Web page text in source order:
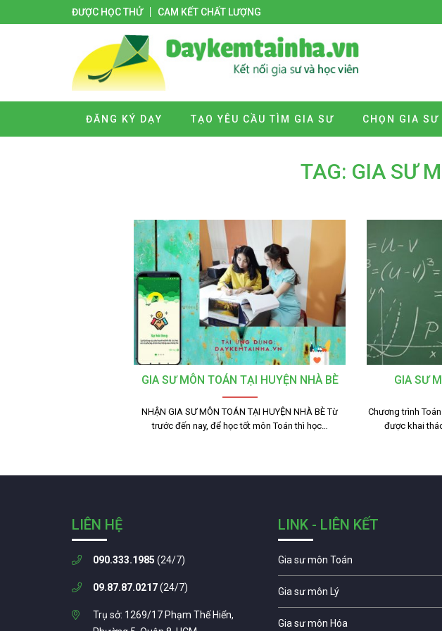
ĐƯỢC HỌC THỬ CAM KẾT CHẤT LƯỢNG
ĐĂNG KÝ DẠY TẠO YÊU CẦU TÌM GIA SƯ CHỌN GIA SƯ
TAG: GIA SƯ
GIA SƯ MÔN TOÁN TẠI HUYỆN NHÀ BÈ
NHẬN GIA SƯ MÔN TOÁN TẠI HUYỆN NHÀ BÈ Từ
trước đến nay, để học tốt môn Toán thì học…
GIA SƯ
Chương trình
được khai
LIÊN HỆ
090.333.1985 (24/7)
09.87.87.0217(24/7)
Trụ sở: 1269/17 Phạm Thế Hiển,
LINK - LIÊN KẾT
Gia sư môn Toán
Gia sư môn Lý
Gia sư môn Hóa